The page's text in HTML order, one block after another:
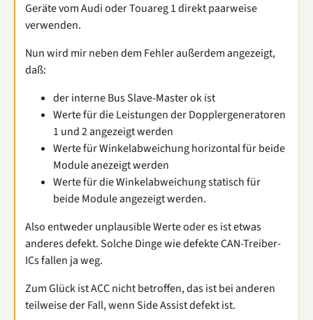
Geräte vom Audi oder Touareg 1 direkt paarweise
verwenden.
Nun wird mir neben dem Fehler außerdem angezeigt,
daß:
der interne Bus Slave-Master ok ist
Werte für die Leistungen der Dopplergeneratoren
1 und 2 angezeigt werden
Werte für Winkelabweichung horizontal für beide
Module anezeigt werden
Werte für die Winkelabweichung statisch für
beide Module angezeigt werden.
Also entweder unplausible Werte oder es ist etwas
anderes defekt. Solche Dinge wie defekte CAN-Treiber-
ICs fallen ja weg.
Zum Glück ist ACC nicht betroffen, das ist bei anderen
teilweise der Fall, wenn Side Assist defekt ist.